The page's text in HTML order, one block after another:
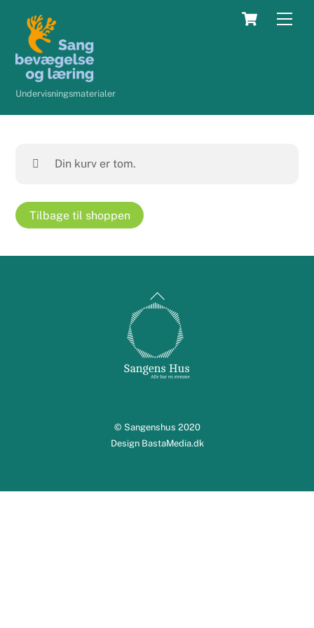
content
Cart
Undervisningsmaterialer
Din kurv er tom.
Tilbage til shoppen
Back
To
© Sangenshus 2020
Design BastaMedia.dk